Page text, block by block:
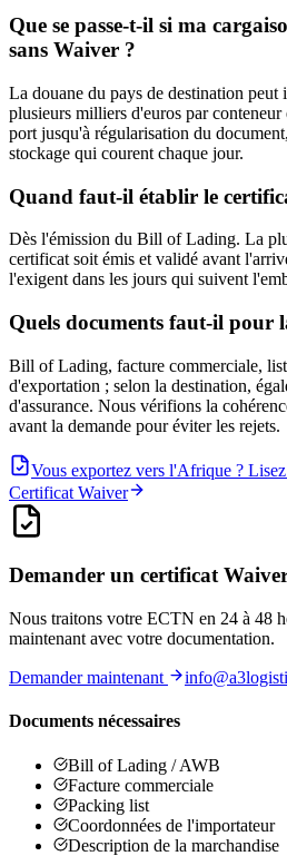
Que se passe-t-il si ma
sans Waiver ?
La douane du pays de destination peut
plusieurs milliers d'euros par
port jusqu'à régularisation du
stockage qui courent chaque jour.
Quand faut-il établir le
Dès l'émission du Bill of Lading. La
certificat soit émis et validé avant
l'exigent dans les jours qui suivent
Quels documents faut-il pour
Bill of Lading, facture commerciale,
d'exportation ; selon la destination,
d'assurance. Nous vérifions la
avant la demande pour éviter les rejets.
Vous exportez vers l'Afrique ?
Certificat Waiver
Demander un certificat
Nous traitons votre ECTN en 24 à 48
maintenant avec votre documentation.
Demander maintenant
Documents nécessaires
Bill of Lading / AWB
Facture commerciale
Packing list
Coordonnées de l'importateur
Description de la marchandise